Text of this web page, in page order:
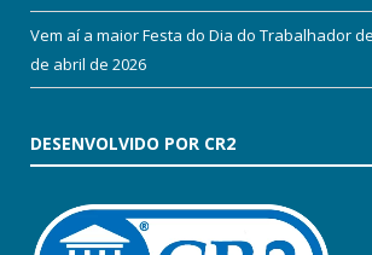
Vem aí a maior Festa do Dia do Trabalhador
de abril de 2026
DESENVOLVIDO POR CR2